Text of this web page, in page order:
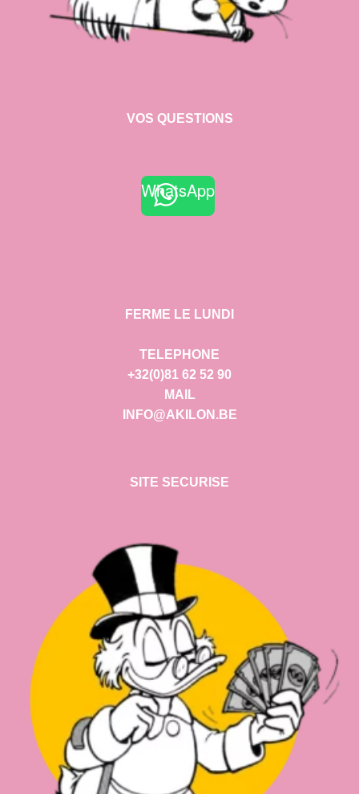
VOS QUESTIONS
WhatsApp
FERME LE LUNDI
TELEPHONE
+32(0)81 62 52 90
MAIL
INFO@AKILON.BE
SITE SECURISE